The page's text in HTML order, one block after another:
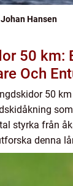
Johan Hansen
50 km:
Och
50
styrka från
denna
på vad den